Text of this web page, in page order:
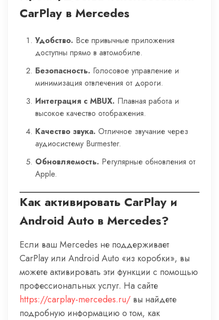
CarPlay в Mercedes
Удобство. Все привычные приложения
доступны прямо в автомобиле.
Безопасность. Голосовое управление и
минимизация отвлечения от дороги.
Интеграция с MBUX. Плавная работа и
высокое качество отображения.
Качество звука. Отличное звучание через
аудиосистему Burmester.
Обновляемость. Регулярные обновления от
Apple.
Как активировать CarPlay и
Android Auto в Mercedes?
Если ваш Mercedes не поддерживает
CarPlay или Android Auto «из коробки», вы
можете активировать эти функции с помощью
профессиональных услуг. На сайте
https://carplay-mercedes.ru/ вы найдете
подробную информацию о том, как